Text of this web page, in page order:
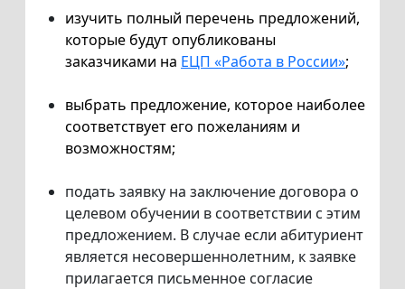
изучить полный перечень предложений,
которые будут опубликованы
заказчиками на ЕЦП «Работа в России»;
выбрать предложение, которое наиболее
соответствует его пожеланиям и
возможностям;
подать заявку на заключение договора о
целевом обучении в соответствии с этим
предложением. В случае если абитуриент
является несовершеннолетним, к заявке
прилагается письменное согласие